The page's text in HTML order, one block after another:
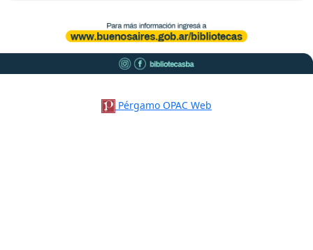
Pérgamo OPAC Web